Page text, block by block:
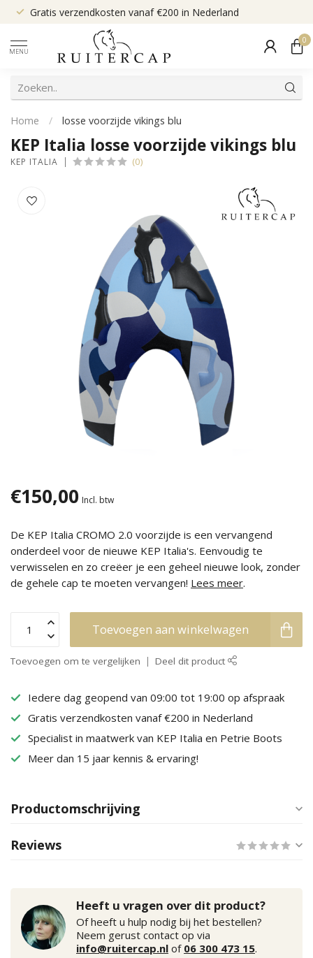
Gratis verzendkosten vanaf €200 in Nederland
MENU
0
Home / losse voorzijde vikings blu
KEP Italia losse voorzijde vikings blu
KEP ITALIA (0)
€150,00 Incl. btw
De KEP Italia CROMO 2.0 voorzijde is een vervangend
onderdeel voor de nieuwe KEP Italia's. Eenvoudig te
verwisselen en zo creëer je een geheel nieuwe look, zonder
de gehele cap te moeten vervangen! Lees meer.
Toevoegen aan winkelwagen
Toevoegen om te vergelijken Deel dit product
Iedere dag geopend van 09:00 tot 19:00 op afspraak
Gratis verzendkosten vanaf €200 in Nederland
Specialist in maatwerk van KEP Italia en Petrie Boots
Meer dan 15 jaar kennis & ervaring!
Productomschrijving
Reviews
Heeft u vragen over dit product?
Of heeft u hulp nodig bij het bestellen?
Neem gerust contact op via
info@ruitercap.nl of 06 300 473 15.